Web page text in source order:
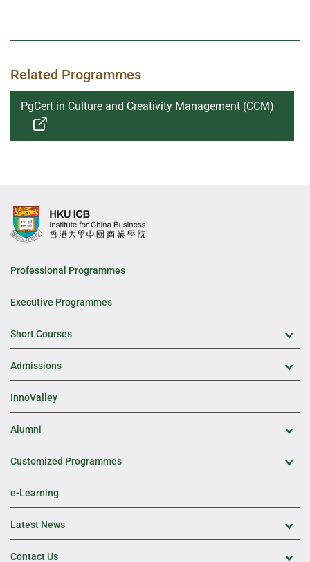
Related Programmes
PgCert in Culture and Creativity Management (CCM)
Professional Programmes
Executive Programmes
Short Courses
Admissions
InnoValley
Alumni
Customized Programmes
e-Learning
Latest News
Contact Us